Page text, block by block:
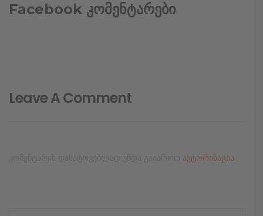
Facebook კომენტარები
Leave A Comment
ავტორიზაცია